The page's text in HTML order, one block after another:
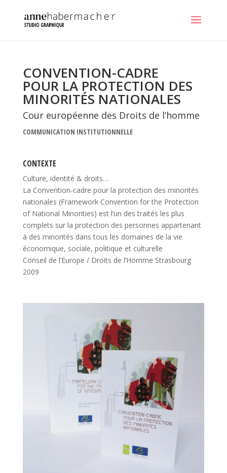
CONVENTION-CADRE
POUR LA PROTECTION DES
MINORITÉS NATIONALES
Cour européenne des Droits de l’homme
COMMUNICATION INSTITUTIONNELLE
CONTEXTE
Culture, identité & droits…
La Convention-cadre pour la protection des minorités
nationales (Framework Convention for the Protection
of National Minorities) est l’un des traités les plus
complets sur la protection des personnes appartenant
à des minorités dans tous les domaines de la vie
économique, sociale, politique et culturelle
Conseil de l’Europe / Droits de l’Homme Strasbourg
2009